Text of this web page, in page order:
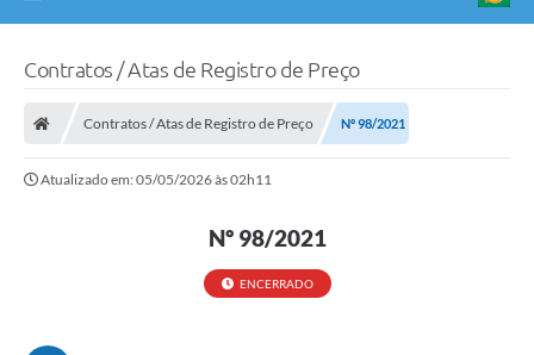
Contratos / Atas de Registro de Preço
Contratos / Atas de Registro de Preço Nº 98/2021
Atualizado em: 05/05/2026 às 02h11
Nº 98/2021
ENCERRADO